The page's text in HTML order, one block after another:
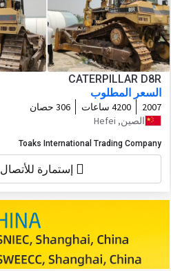
CATERPILLAR D8R
السعر المطلوب
2007 4200 ساعات
306 حصان
الصين, Hefei
Toaks International Trading Company
إستمارة للأتصال